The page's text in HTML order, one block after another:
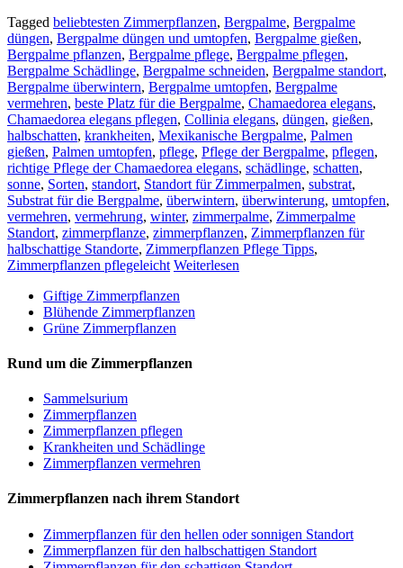
Tagged beliebtesten Zimmerpflanzen, Bergpalme, Bergpalme
düngen, Bergpalme düngen und umtopfen, Bergpalme gießen,
Bergpalme pflanzen, Bergpalme pflege, Bergpalme pflegen,
Bergpalme Schädlinge, Bergpalme schneiden, Bergpalme standort,
Bergpalme überwintern, Bergpalme umtopfen, Bergpalme
vermehren, beste Platz für die Bergpalme, Chamaedorea elegans,
Chamaedorea elegans pflegen, Collinia elegans, düngen, gießen,
halbschatten, krankheiten, Mexikanische Bergpalme, Palmen
gießen, Palmen umtopfen, pflege, Pflege der Bergpalme, pflegen,
richtige Pflege der Chamaedorea elegans, schädlinge, schatten,
sonne, Sorten, standort, Standort für Zimmerpalmen, substrat,
Substrat für die Bergpalme, überwintern, überwinterung, umtopfen,
vermehren, vermehrung, winter, zimmerpalme, Zimmerpalme
Standort, zimmerpflanze, zimmerpflanzen, Zimmerpflanzen für
halbschattige Standorte, Zimmerpflanzen Pflege Tipps,
Zimmerpflanzen pflegeleicht Weiterlesen
Giftige Zimmerpflanzen
Blühende Zimmerpflanzen
Grüne Zimmerpflanzen
Rund um die Zimmerpflanzen
Sam­mel­su­ri­um
Zimmerpflanzen
Zimmerpflanzen pflegen
Krankheiten und Schädlinge
Zimmerpflanzen vermehren
Zimmerpflanzen nach ihrem Standort
Zimmerpflanzen für den hellen oder sonnigen Standort
Zimmerpflanzen für den halbschattigen Standort